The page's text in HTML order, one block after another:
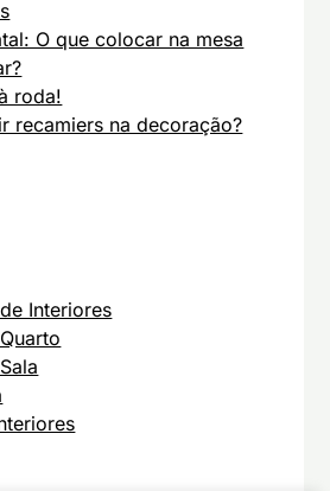
O que colocar na mesa
roda!
recamiers na decoração?
Interiores